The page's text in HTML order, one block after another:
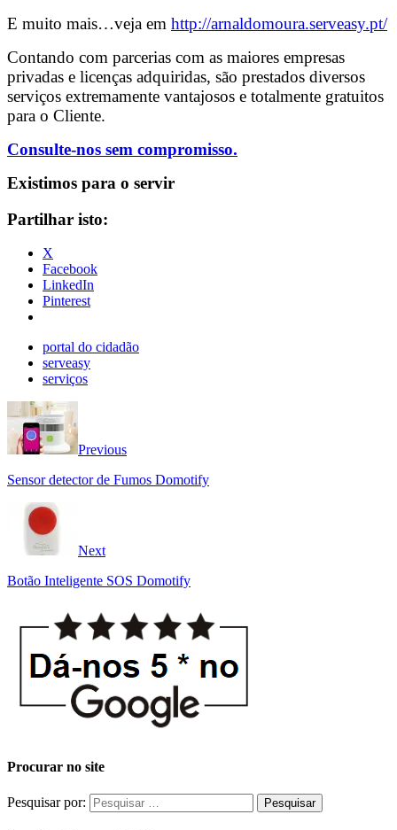
E muito mais…veja em http://arnaldomoura.serveasy.pt/
Contando com parcerias com as maiores empresas
privadas e licenças adquiridas, são prestados diversos
serviços extremamente vantajosos e totalmente gratuitos
para o Cliente.
Consulte-nos sem compromisso.
Existimos para o servir
Partilhar isto:
X
Facebook
LinkedIn
Pinterest
portal do cidadão
serveasy
serviços
Previous
Sensor detector de Fumos Domotify
Next
Botão Inteligente SOS Domotify
Procurar no site
Pesquisar por: